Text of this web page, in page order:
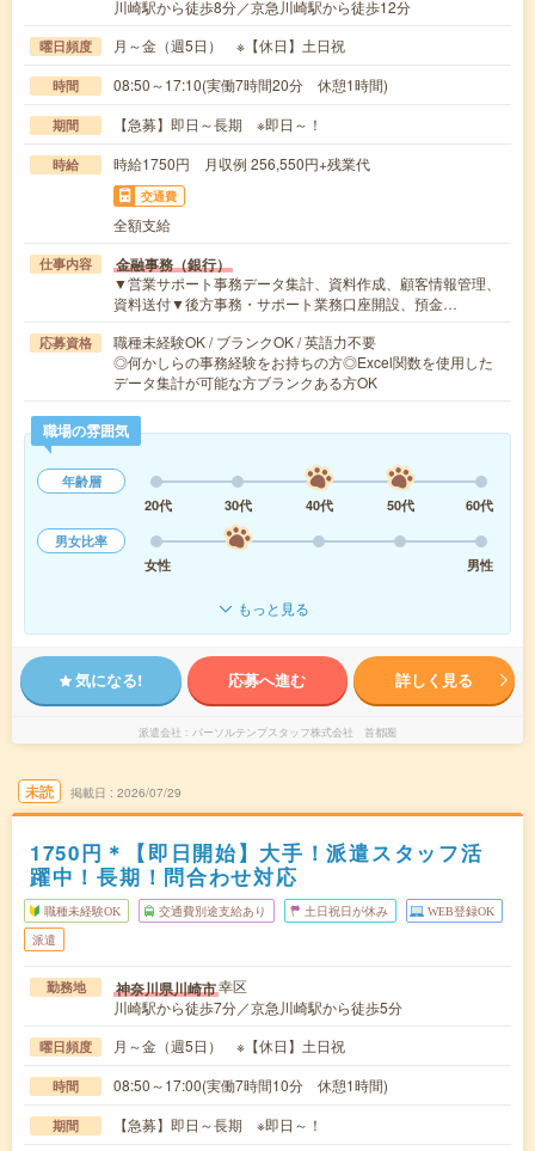
川崎駅から徒歩8分／京急川崎駅から徒歩12分
曜日頻度 月～金（週5日） ※【休日】土日祝
時間 08:50～17:10(実働7時間20分 休憩1時間)
期間 【急募】即日～長期 ※即日～！
時給 時給1750円 月収例 256,550円+残業代
交通費
全額支給
仕事内容 金融事務（銀行）
▼営業サポート事務データ集計、資料作成、顧客情報管理、
資料送付▼後方事務・サポート業務口座開設、預金…
応募資格
職種未経験OK / ブランクOK / 英語力不要
◎何かしらの事務経験をお持ちの方◎Excel関数を使用した
データ集計が可能な方ブランクある方OK
職場の雰囲気
年齢層
20代
30代 40代 50代
60代
男女比率
女性
男性
もっと見る
気になる! 応募へ進む 詳しく見る
派遣会社 パーソルテンプスタッフ株式会社 首都圏
未読 掲載日 2026/07/29
1750円＊【即日開始】大手！派遣スタッフ活
躍中！長期！問合わせ対応
職種未経験OK 交通費別途支給あり 土日祝日が休み WEB登録OK
派遣
勤務地 神奈川県川崎市幸区
川崎駅から徒歩7分／京急川崎駅から徒歩5分
曜日頻度 月～金（週5日） ※【休日】土日祝
時間 08:50～17:00(実働7時間10分 休憩1時間)
期間 【急募】即日～長期 ※即日～！